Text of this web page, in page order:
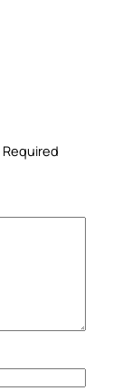
Required